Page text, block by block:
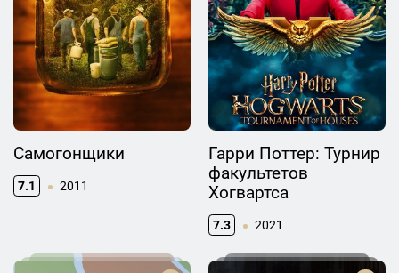
Самогонщики
7.1 2011
Гарри Поттер: Турнир
факультетов
Хогвартса
7.3 2021